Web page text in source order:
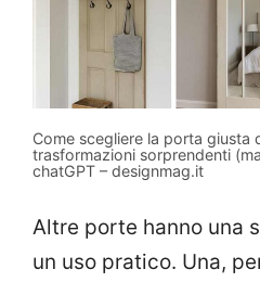
Come scegliere la porta giusta
trasformazioni sorprendenti
chatGPT – designmag.it
Altre porte hanno una
un uso pratico. Una,